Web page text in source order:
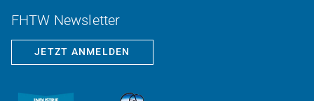
FHTW Newsletter
JETZT ANMELDEN